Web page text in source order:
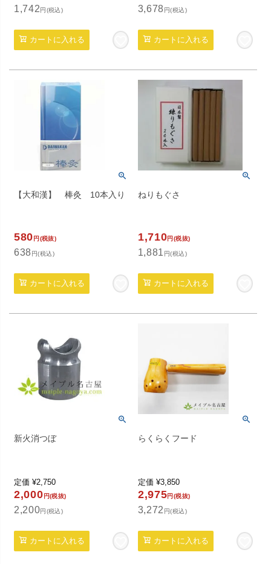
1,742円(税込)
カートに入れる
3,678円(税込)
カートに入れる
【大和漢】 棒灸 10本入り
580 円(税抜)
638円(税込)
カートに入れる
ねりもぐさ
1,710円(税抜)
1,881 円(税込)
カートに入れる
新火消つぼ
定価 ¥2,750
2,000 円(税抜)
2,200円(税込)
カートに入れる
らくらくフード
定価 ¥3,850
2,975円(税抜)
3,272 円(税込)
カートに入れる